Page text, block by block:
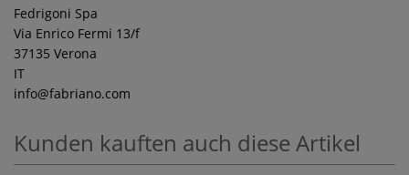
Fedrigoni Spa
Via Enrico Fermi 13/f
37135 Verona
IT
info@fabriano.com
Kunden kauften auch diese Artikel